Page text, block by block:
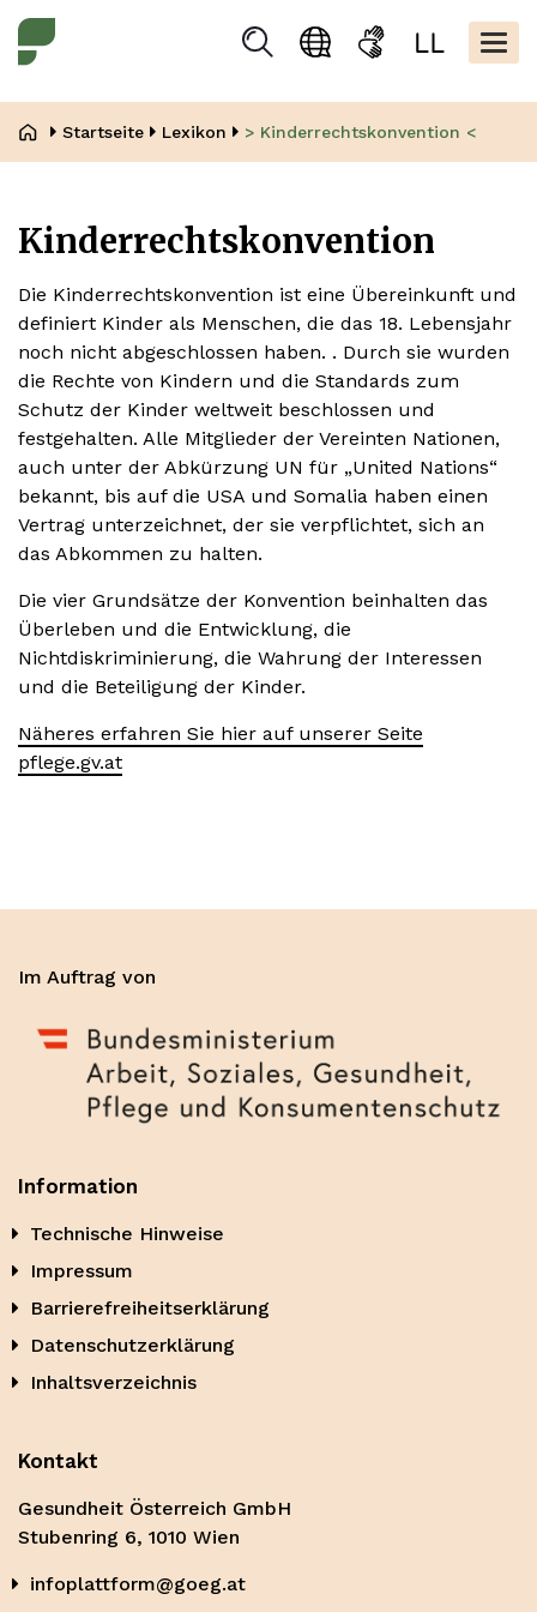
Inhalt
SuchenSprachauswahl
Gebärdensprache
Leicht
Startseite Lexikon > Kinderrechtskonvention <
Kinderrechtskonvention
Die Kinderrechtskonvention ist eine Übereinkunft und
definiert Kinder als Menschen, die das 18. Lebensjahr
noch nicht abgeschlossen haben. . Durch sie wurden
die Rechte von Kindern und die Standards zum
Schutz der Kinder weltweit beschlossen und
festgehalten. Alle Mitglieder der Vereinten Nationen,
auch unter der Abkürzung UN für „United Nations“
bekannt, bis auf die USA und Somalia haben einen
Vertrag unterzeichnet, der sie verpflichtet, sich an
das Abkommen zu halten.
Die vier Grundsätze der Konvention beinhalten das
Überleben und die Entwicklung, die
Nichtdiskriminierung, die Wahrung der Interessen
und die Beteiligung der Kinder.
Näheres erfahren Sie hier auf unserer Seite
pflege.gv.at
Im Auftrag von
Information
Technische Hinweise
Impressum
Barrierefreiheitserklärung
Datenschutzerklärung
Inhaltsverzeichnis
Kontakt
Gesundheit Österreich GmbH
Stubenring 6, 1010 Wien
infoplattform@goeg.at